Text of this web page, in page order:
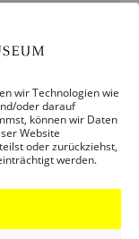
wir Technologien wie
oder darauf
können wir Daten
Website
oder zurückziehst,
werden.